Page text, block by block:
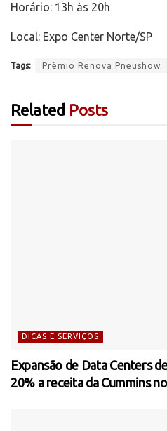
Horário: 13h às 20h
Local: Expo Center Norte/SP
Tags: Prêmio Renova Pneushow
Related Posts
DICAS E SERVIÇOS
Expansão de Data Centers
20% a receita da Cummins